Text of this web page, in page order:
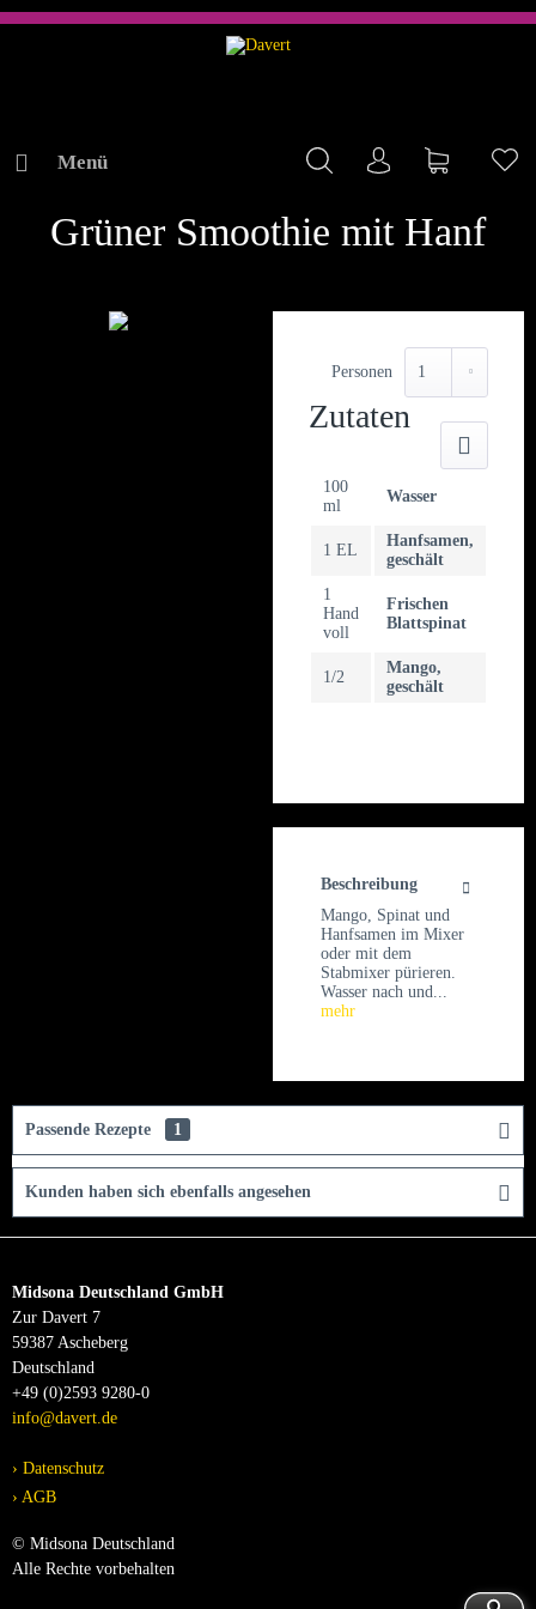
Menü Mein KontoWarenkorb
REZEPTE
Grüner Smoothie mit Hanf
Personen
Zutaten
100
ml
Wasser
1 EL
Hanfsamen,
geschält
1
Hand
voll
Frischen
Blattspinat
1/2
Mango,
geschält
Beschreibung
Mango, Spinat und
Hanfsamen im Mixer
oder mit dem
Stabmixer pürieren.
Wasser nach und...
mehr
Passende Rezepte 1
Kunden haben sich ebenfalls angesehen
Midsona Deutschland GmbH
Zur Davert 7
59387 Ascheberg
Deutschland
+49 (0)2593 9280-0
info@davert.de
Datenschutz
AGB
© Midsona Deutschland
Alle Rechte vorbehalten